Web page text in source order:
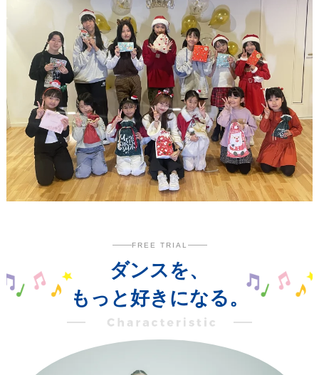
FREE TRIAL
ダンスを、
もっと好きになる。